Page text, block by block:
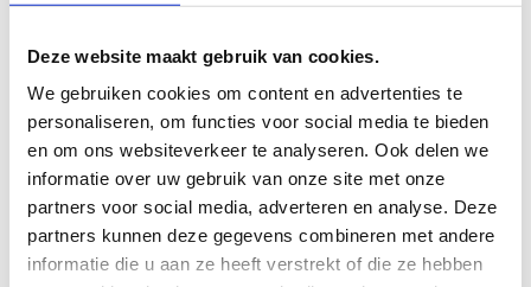
Deze website maakt gebruik van cookies.
We gebruiken cookies om content en advertenties te
personaliseren, om functies voor social media te bieden
en om ons websiteverkeer te analyseren. Ook delen we
informatie over uw gebruik van onze site met onze
partners voor social media, adverteren en analyse. Deze
partners kunnen deze gegevens combineren met andere
informatie die u aan ze heeft verstrekt of die ze hebben
informatiebeveiliging. Je weet beleid helder te
verwoorden en kunt schakelen met verschillende
onderdelen van de organisatie. Je begrijpt de taal van de
business én van IT, zonder dat je zelf technisch specialist
hoeft te zijn.
Wat breng je mee?
Aantoonbare ervaring met het schrijven van beleid en